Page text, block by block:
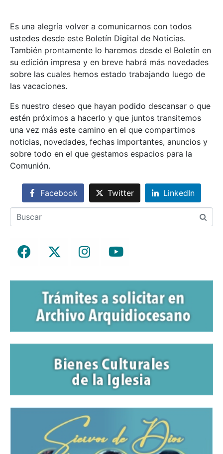
Es una alegría volver a comunicarnos con todos
ustedes desde este Boletín Digital de Noticias.
También prontamente lo haremos desde el Boletín en
su edición impresa y en breve habrá más novedades
sobre las cuales hemos estado trabajando luego de
las vacaciones.
Es nuestro deseo que hayan podido descansar o que
estén próximos a hacerlo y que juntos transitemos
una vez más este camino en el que compartimos
noticias, novedades, fechas importantes, anuncios y
sobre todo en el que gestamos espacios para la
Comunión.
Facebook Twitter LinkedIn